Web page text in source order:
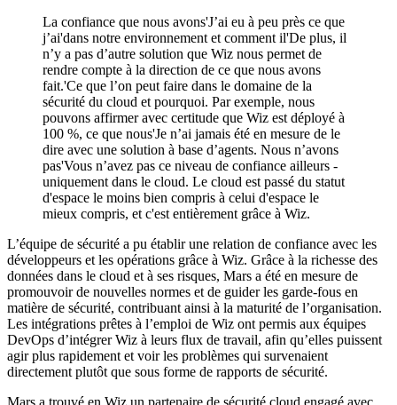
La confiance que nous avons'J’ai eu à peu près ce que
j’ai'dans notre environnement et comment il'De plus, il
n’y a pas d’autre solution que Wiz nous permet de
rendre compte à la direction de ce que nous avons
fait.'Ce que l’on peut faire dans le domaine de la
sécurité du cloud et pourquoi. Par exemple, nous
pouvons affirmer avec certitude que Wiz est déployé à
100 %, ce que nous'Je n’ai jamais été en mesure de le
dire avec une solution à base d’agents. Nous n’avons
pas'Vous n’avez pas ce niveau de confiance ailleurs -
uniquement dans le cloud. Le cloud est passé du statut
d'espace le moins bien compris à celui d'espace le
mieux compris, et c'est entièrement grâce à Wiz.
L’équipe de sécurité a pu établir une relation de confiance avec les
développeurs et les opérations grâce à Wiz. Grâce à la richesse des
données dans le cloud et à ses risques, Mars a été en mesure de
promouvoir de nouvelles normes et de guider les garde-fous en
matière de sécurité, contribuant ainsi à la maturité de l’organisation.
Les intégrations prêtes à l’emploi de Wiz ont permis aux équipes
DevOps d’intégrer Wiz à leurs flux de travail, afin qu’elles puissent
agir plus rapidement et voir les problèmes qui survenaient
directement plutôt que sous forme de rapports de sécurité.
Mars a trouvé en Wiz un partenaire de sécurité cloud engagé avec